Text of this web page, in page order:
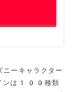
ニーキャラクター
インは100種類